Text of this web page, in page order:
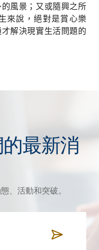
風景；又或隨興之所
來說，絕對是賞心樂
解決現實生活問題的
最新消
、活動和突破。